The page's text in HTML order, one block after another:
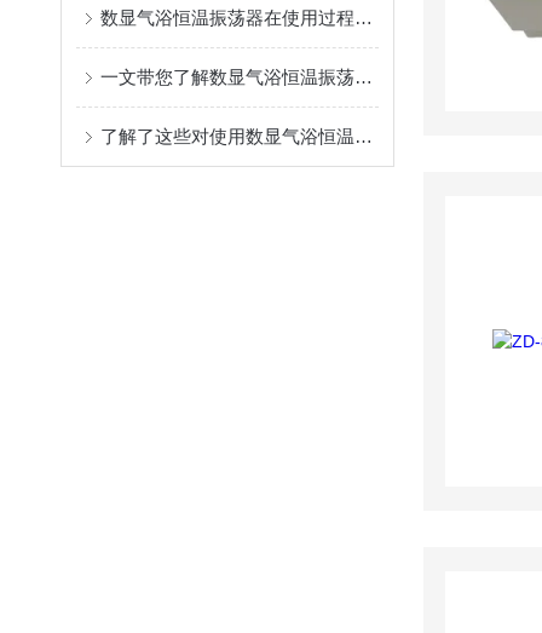
数显气浴恒温振荡器在使用过程中所需要做好的事项
一文带您了解数显气浴恒温振荡器的使用方法
了解了这些对使用数显气浴恒温振荡器的你很有好处